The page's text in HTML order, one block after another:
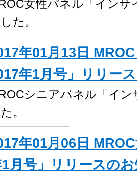
女性パネル「インサ
た。
年01月13日
年1月号」リリー
シニアパネル「イ
。
年01月06日
月号」リリースの